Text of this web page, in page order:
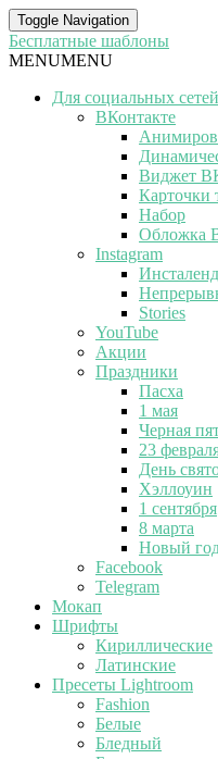
Toggle Navigation
Бесплатные шаблоны
MENUMENU
Для социальных сетей
ВКонтакте
Виджет
Карточки
Набор
Обложка
Instagram
Stories
YouTube
Акции
Праздники
Пасха
1 мая
Черная
23
День
Хэллоуин
1 сентября
8 марта
Новый
Facebook
Telegram
Мокап
Шрифты
Кириллические
Латинские
Пресеты Lightroom
Fashion
Белые
Бледный